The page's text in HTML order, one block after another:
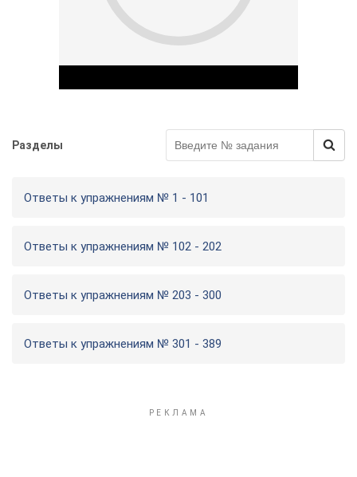
Разделы
Ответы к упражнениям № 1 - 101
Ответы к упражнениям № 102 - 202
Ответы к упражнениям № 203 - 300
Ответы к упражнениям № 301 - 389